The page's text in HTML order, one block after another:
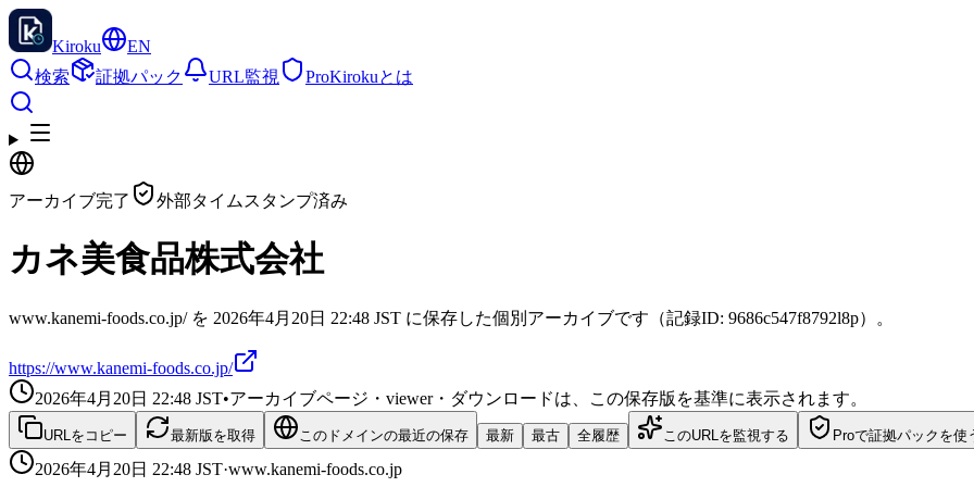
Kiroku
EN
検索
証拠パック URL監視 ProKirokuとは
アーカイブ完了 外部タイムスタンプ済み
カネ美食品株式会社
www.kanemi-foods.co.jp/ を 2026年4月20日 22:48 JST に保存した個別アーカイブです（記録ID: 9686c547f8792l8p）。
https://www.kanemi-foods.co.jp/
2026年4月20日 22:48 JST•アーカイブページ・viewer・ダウンロードは、この保存版を基準に表示されます。
URLをコピー 最新版を取得 このドメインの最近の保存 最新 最古 全履歴 このURLを監視する Proで証拠パックを使
2026年4月20日 22:48 JST·www.kanemi-foods.co.jp